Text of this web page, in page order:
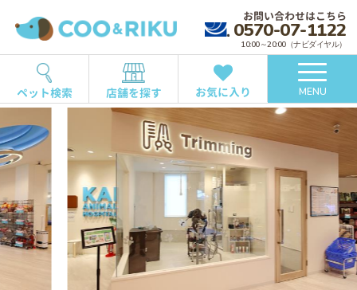
お問い合わせはこちら
0570-07-1122
10:00～20:00（ナビダイヤル）
ペット検索 店舗を探す お気に入り MENU